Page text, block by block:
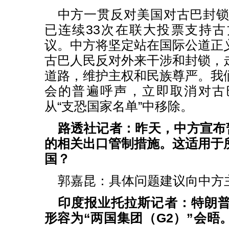
中方一贯反对美国对古巴封
已连续33次在联大投票支持
议。中方将坚定站在国际公道正
古巴人民反对外来干涉和封锁，
道路，维护主权和民族尊严。我
会的普遍呼声，立即取消对
从“支恐国家名单”中移除。
路透社记者：昨天，中方宣
的相关出口管制措施。这适用于
国？
郭嘉昆：具体问题建议向中方
印度报业托拉斯记者：特朗
形容为“两国集团（G2）”会晤